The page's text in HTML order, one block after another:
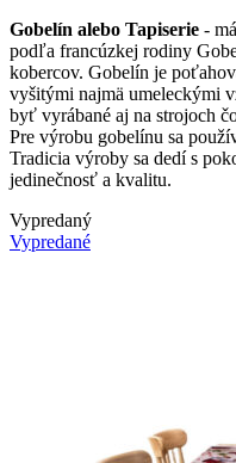
Gobelín alebo Tapiserie -
podľa francúzkej rodiny
kobercov. Gobelín je
vyšitými najmä umeleckými
byť vyrábané aj na strojoch
Pre výrobu gobelínu sa
Tradicia výroby sa dedí s
jedinečnosť a kvalitu.
Vypredaný
Vypredané